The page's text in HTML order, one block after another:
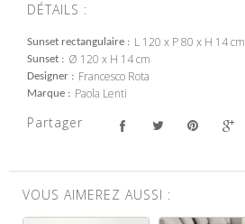
DÉTAILS :
Sunset rectangulaire L 120 x P 80 x H 14 cm
Sunset Ø 120 x H 14 cm
Designer Francesco Rota
Marque Paola Lenti
Partager
VOUS AIMEREZ AUSSI :